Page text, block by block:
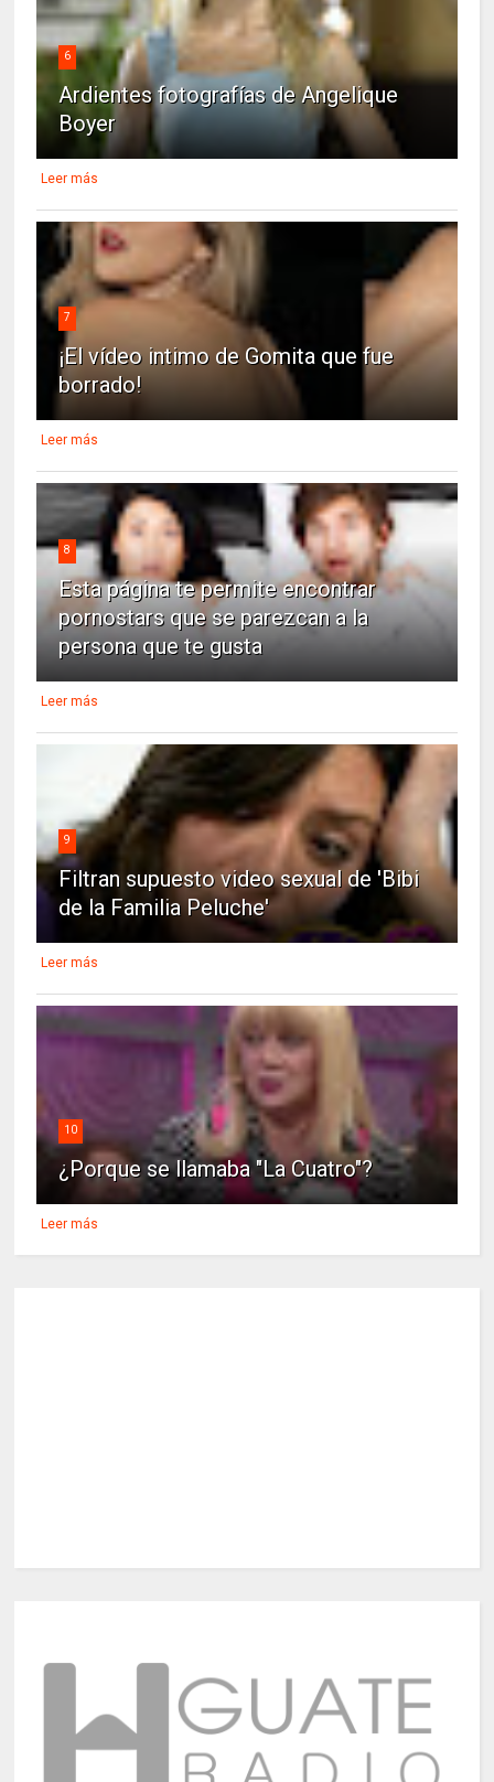
6
Ardientes fotografías de Angelique
Boyer
Leer más
7
¡El vídeo intimo de Gomita que fue
borrado!
Leer más
8
Esta página te permite encontrar
pornostars que se parezcan a la
persona que te gusta
Leer más
9
Filtran supuesto video sexual de 'Bibi
de la Familia Peluche'
Leer más
10
¿Porque se llamaba "La Cuatro"?
Leer más